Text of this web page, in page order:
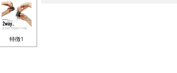
特徴1